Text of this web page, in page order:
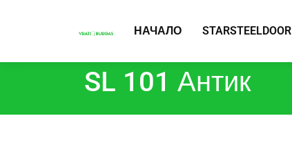
НАЧАЛО STARSTEELDOOR
SL 101 Антик